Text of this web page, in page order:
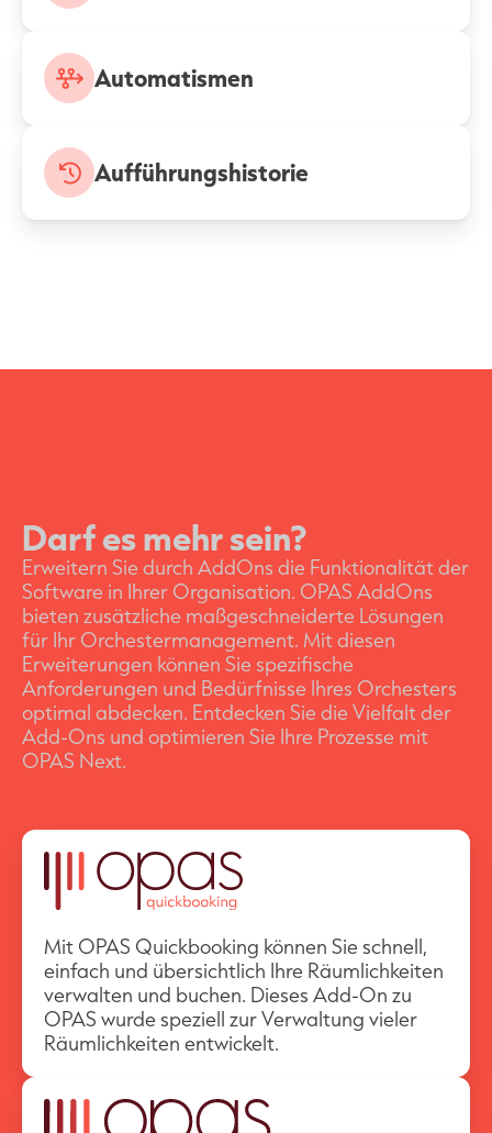
Automatismen
Aufführungshistorie
Darf es mehr sein?
Erweitern Sie durch AddOns die Funktionalität der
Software in Ihrer Organisation. OPAS AddOns
bieten zusätzliche maßgeschneiderte Lösungen
für Ihr Orchestermanagement. Mit diesen
Erweiterungen können Sie spezifische
Anforderungen und Bedürfnisse Ihres Orchesters
optimal abdecken. Entdecken Sie die Vielfalt der
Add-Ons und optimieren Sie Ihre Prozesse mit
OPAS Next.
Mit OPAS Quickbooking können Sie schnell,
einfach und übersichtlich Ihre Räumlichkeiten
verwalten und buchen. Dieses Add-On zu
OPAS wurde speziell zur Verwaltung vieler
Räumlichkeiten entwickelt.